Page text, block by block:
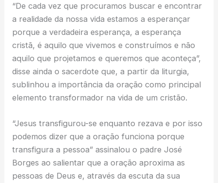
“De cada vez que procuramos buscar e encontrar
a realidade da nossa vida estamos a esperançar
porque a verdadeira esperança, a esperança
cristã, é aquilo que vivemos e construímos e não
aquilo que projetamos e queremos que aconteça”,
disse ainda o sacerdote que, a partir da liturgia,
sublinhou a importância da oração como principal
elemento transformador na vida de um cristão.
“Jesus transfigurou-se enquanto rezava e por isso
podemos dizer que a oração funciona porque
transfigura a pessoa” assinalou o padre José
Borges ao salientar que a oração aproxima as
pessoas de Deus e, através da escuta da sua